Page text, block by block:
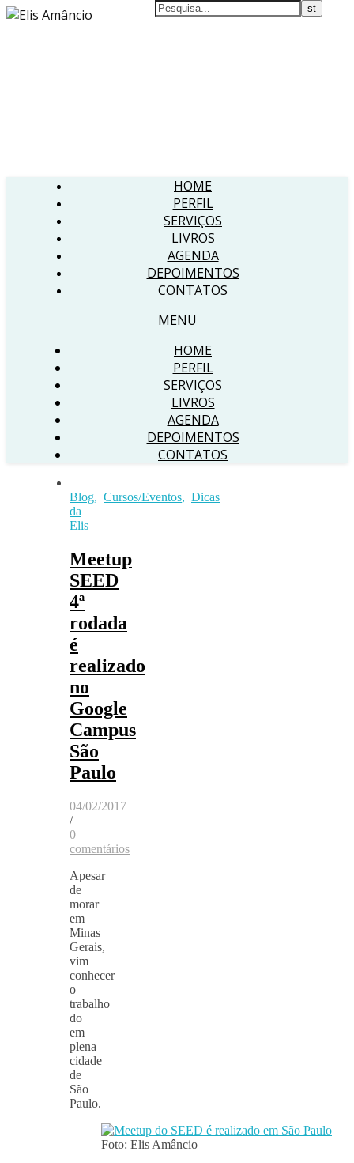
HOME
PERFIL
SERVIÇOS
LIVROS
AGENDA
DEPOIMENTOS
CONTATOS
MENU
HOME
PERFIL
SERVIÇOS
LIVROS
AGENDA
DEPOIMENTOS
CONTATOS
Blog, Cursos/Eventos, Dicas
da
Elis
Meetup
SEED
4ª
rodada
é
realizado
no
Google
Campus
São
Paulo
04/02/2017
/
0
comentários
Apesar
de
morar
em
Minas
Gerais,
vim
conhecer
o
trabalho
do
em
plena
cidade
de
São
Paulo.
Foto: Elis Amâncio